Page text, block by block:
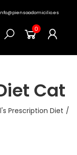
0
Cat
Prescription Diet